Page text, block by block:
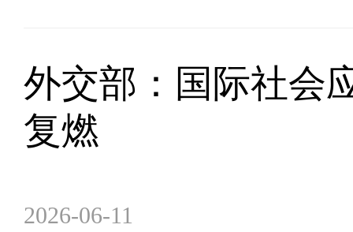
外交部：国际社会
复燃
2026-06-11